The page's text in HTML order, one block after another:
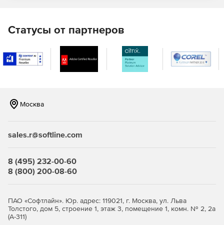
Более 900 пресетов (комнаты, тарелки, залы, камеры
и многое другое).
Статусы от партнеров
Москва
sales.r@softline.com
8 (495) 232-00-60
8 (800) 200-08-60
ПАО «Софтлайн». Юр. адрес: 119021, г. Москва, ул. Льва
Толстого, дом 5, строение 1, этаж 3, помещение 1, комн. № 2, 2а
(А-311)